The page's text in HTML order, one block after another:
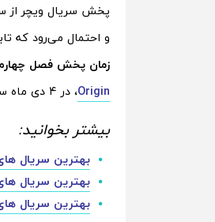
و احتمال می‌رود که
زمان پخش فصل
Origin، در ۴ دی ماه سال جاری از شبکه نتفلیکس پخش خواهد شد.
بیشتر بخوانید:
بهترین سریال
بهترین سریال
بهترین سریال